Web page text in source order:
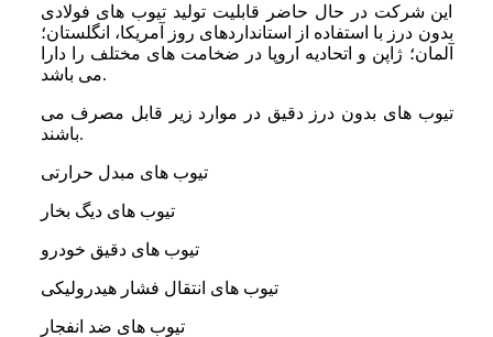
این شرکت در حال حاضر قابلیت تولید تیوب های فولادی
بدون درز با استفاده از استانداردهای روز آمریکا، انگلستان؛
آلمان؛ ژاپن و اتحادیه اروپا در ضخامت های مختلف را دارا
می باشد.
تیوب های بدون درز دقیق در موارد زیر قابل مصرف می
باشند.
تیوب های مبدل حرارتی
تیوب های دیگ بخار
تیوب های دقیق خودرو
تیوب های انتقال فشار هیدرولیکی
تیوب های ضد انفجار